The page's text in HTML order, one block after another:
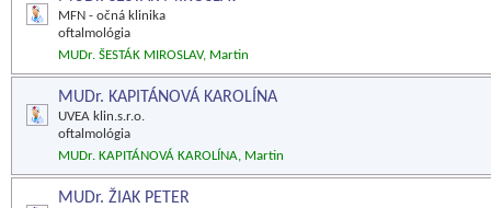
MFN - očná klinika
oftalmológia
MUDr. ŠESTÁK MIROSLAV, Martin
MUDr. KAPITÁNOVÁ KAROLÍNA
UVEA klin.s.r.o.
oftalmológia
MUDr. KAPITÁNOVÁ KAROLÍNA, Martin
MUDr. ŽIAK PETER